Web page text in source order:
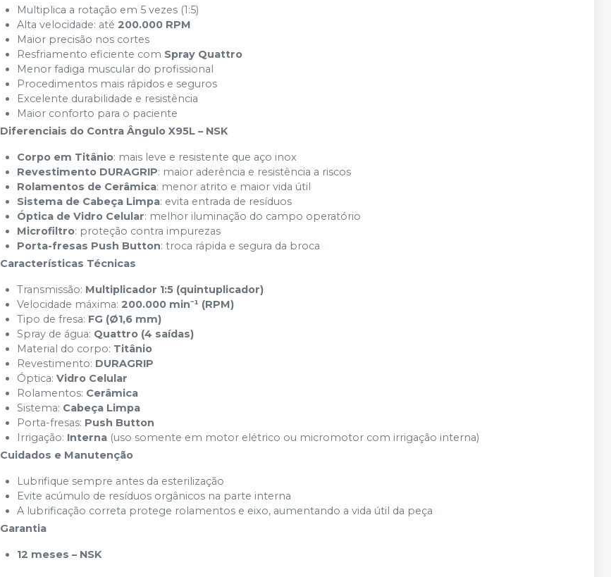
Multiplica a rotação em 5 vezes (1:5)
Alta velocidade: até200.000 RPM
Maior precisão nos cortes
Resfriamento eficiente com Spray Quattro
Menor fadiga muscular do profissional
Procedimentos mais rápidos e seguros
Excelente durabilidade e resistência
Maior conforto para o paciente
Diferenciais do Contra Ângulo X95L – NSK
Corpo em Titânio: mais leve e resistente que aço inox
Revestimento DURAGRIP: maior aderência e resistência a riscos
Rolamentos de Cerâmica: menor atrito e maior vida útil
Sistema de Cabeça Limpa: evita entrada de resíduos
Óptica de Vidro Celular: melhor iluminação do campo operatório
Microfiltro: proteção contra impurezas
Porta-fresas Push Button: troca rápida e segura da broca
Características Técnicas
Transmissão: Multiplicador 1:5 (quintuplicador)
Velocidade máxima:200.000 min⁻¹ (RPM)
Tipo de fresa: FG (Ø1,6 mm)
Spray de água: Quattro (4 saídas)
Material do corpo: Titânio
Revestimento: DURAGRIP
Óptica:Vidro Celular
Rolamentos: Cerâmica
Sistema: Cabeça Limpa
Porta-fresas: Push Button
Irrigação: Interna (uso somente em motor elétrico ou micromotor com irrigação interna)
Cuidados e Manutenção
Lubrifique sempre antes da esterilização
Evite acúmulo de resíduos orgânicos na parte interna
A lubrificação correta protege rolamentos e eixo, aumentando a vida útil da peça
Garantia
12 meses – NSK